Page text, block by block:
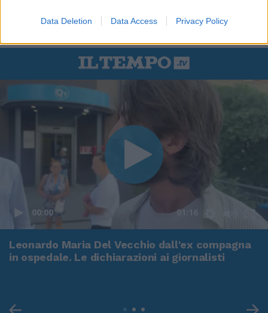
Data Deletion Data Access Privacy Policy
00:00 01:16
Leonardo Maria Del Vecchio dall'ex compagna
in ospedale. Le dichiarazioni ai giornalisti